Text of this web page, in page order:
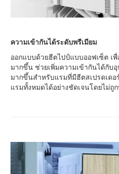
ความเข้ากันได้ระดับพรีเมียม
ออกแบบด้วยฮีตไปป์แบบออฟเซ็ต เ
มากขึ้น ช่วยเพิ่มความเข้ากันได้กับ
มากขึ้นสำหรับแรมที่มีฮีตสเปรดเดอ
แรมทั้งหมดได้อย่างชัดเจนโดยไม่ถูก